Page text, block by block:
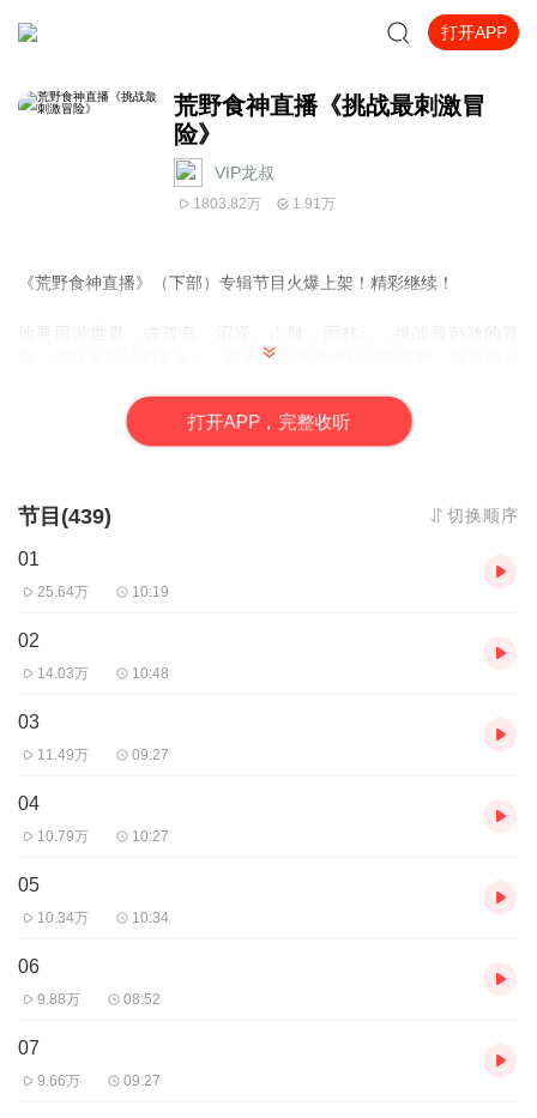
打开APP
荒野食神直播《挑战最刺激冒
险》
VIP龙叔
1803.82万 1.91万
《荒野食神直播》（下部）专辑节目火爆上架！精彩继续！
险，寻找最原始的美食！ 碳烤得喷香海龙虾的帝王蟹，香剪得金
美味的松露与鱼子酱。 “我是尼古拉斯-狗爷，这里是《荒野食
神》。我将展示给你看怎样从世界上某些环境最恶劣的地方上生存
节目吧。” “什么，你说普大帝要来参加荒野食神？！！OMG，
赶快给我报个俄语班先。” “什么，你说奥观海不服气也要
来？！！让他等着先，他都要卸任了。”
泽、山脉、雨林……挑战最刺激的冒险，寻找最原始的美食！ 碳
糯可口的驼峰跟熊掌，荷叶盘上鲜新美味的松露与鱼子酱。 “我
是尼古拉斯-狗爷，这里是《荒野食神》。我将展示给你看怎样从世
界上某些环境最恶劣的地方上生存的很滋润。在我的节目里，狩
猎、冒险、美食、明星、求生、美景、探宝……应有尽有！大明星
们，还等什么，快报名来参加我的节目吧。” “什么，你说普大帝
要来参加荒野食神？！！OMG，赶快给我报个俄语班先。” “什
打开APP，完整收听
节目(439) 切换顺序
01
25.64万 10:19
02
14.03万 10:48
03
11.49万 09:27
04
10.79万 10:27
05
10.34万 10:34
06
9.88万 08:52
07
9.66万 09:27